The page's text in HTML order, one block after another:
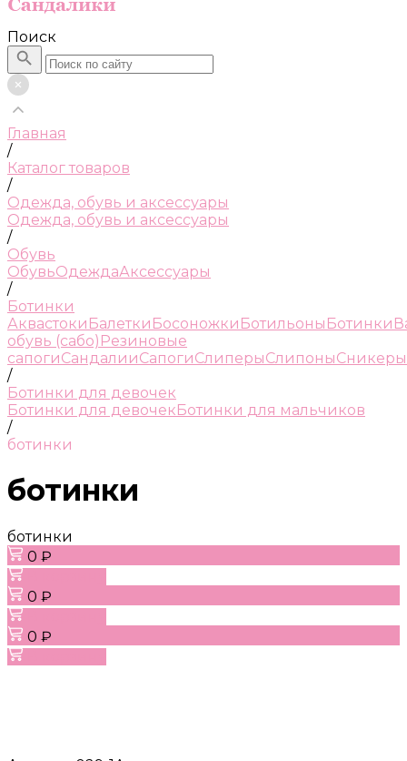
Поиск
Главная
/
Каталог товаров
/
Одежда, обувь и аксессуары
Одежда, обувь и аксессуары
/
Обувь
ОбувьОдеждаАксессуары
/
Ботинки
Аквастоки Балетки Босоножки Ботильоны Ботинки
обувь (сабо) Резиновые
сапогиСандалииСапогиСлиперыСлипоныСникеры
/
Ботинки для девочек
Ботинки для девочекБотинки для мальчиков
/
ботинки
ботинки
ботинки
0 ₽
0 ₽
0 ₽